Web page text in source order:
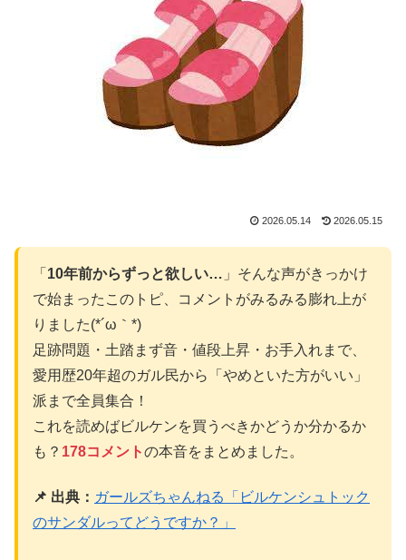
2026.05.14 2026.05.15
「 10年前からずっと欲しい… 」そんな声がきっかけ
で始まったこのトピ、コメントがみるみる膨れ上が
りました(*´ω｀*)
足跡問題・土踏まず音・値段上昇・お手入れまで、
愛用歴20年超のガル民から「やめといた方がいい」
派まで全員集合！
これを読めばビルケンを買うべきかどうか分かるか
も？ 178コメントの本音をまとめました。
📌 出典： ガールズちゃんねる「ビルケンシュトック
のサンダルってどうですか？」